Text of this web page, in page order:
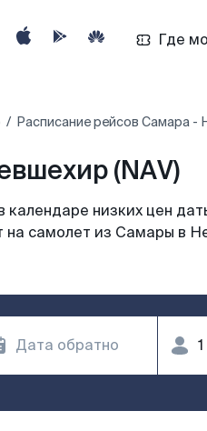
Где
Расписание рейсов Самара -
(NAV)
низких цен
на самолет из Самары в